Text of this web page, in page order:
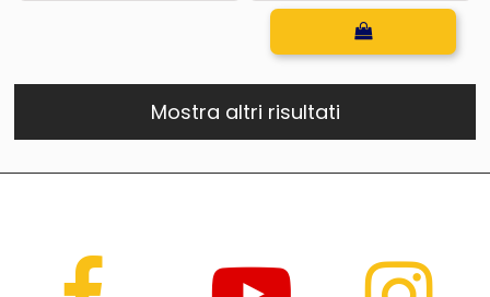
Quantità
Mostra altri risultati